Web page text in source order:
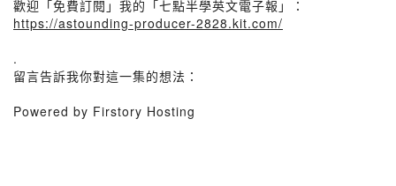
歡迎「免費訂閱」我的「七點半學英文電子報」：
https://astounding-producer-2828.kit.com/
.
留言告訴我你對這一集的想法：
Powered by Firstory Hosting